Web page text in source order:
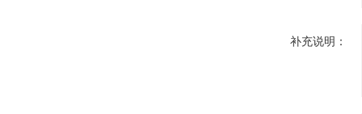
补充说明：